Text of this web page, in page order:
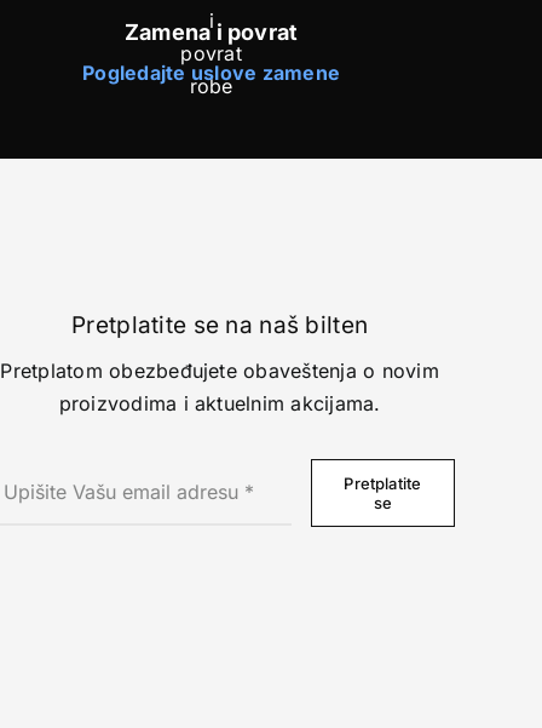
Zamena i povrat
Pogledajte uslove zamene
Pretplatite se na naš bilten
Pretplatom obezbeđujete obaveštenja o novim
proizvodima i aktuelnim akcijama.
Pretplatite
se